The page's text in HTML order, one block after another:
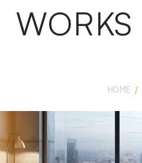
WORKS
HOME /